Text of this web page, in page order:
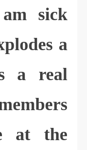
sick
a
a real
at the